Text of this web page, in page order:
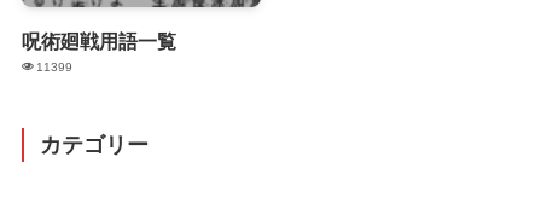
呪術廻戦用語一覧
11399
カテゴリー